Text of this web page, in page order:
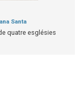
Santa
quatre esglésies